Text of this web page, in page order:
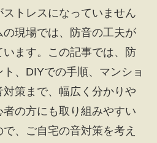
トレスになっていません
現場では、防音の工夫が
います。この記事では、防
、DIYでの手順、マンショ
策まで、幅広く分かりや
の方にも取り組みやすい
、ご自宅の音対策を考え